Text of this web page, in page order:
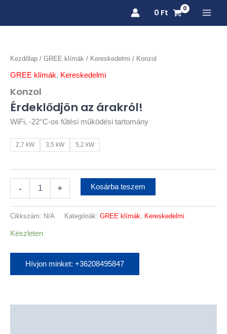
0 Ft
Kezdőlap / GREE klímák / Kereskedelmi / Konzol
GREE klímák, Kereskedelmi
Konzol
Érdeklődjön az árakról!
WiFi, -22°C-os fűtési működési tartomány
2,7 kW 3,5 kW 5,2 kW
- + Kosárba teszem
Cikkszám: N/A Kategóriák: GREE klímák Kereskedelmi
Készleten
Hívjon minket: +36208495847